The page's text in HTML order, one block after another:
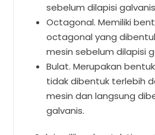
sebelum dilapisi
Octagonal. Memiliki
octagonal yang
mesin sebelum dilapisi
Bulat. Merupakan
tidak dibentuk terlebih
mesin dan langsung
galvanis.